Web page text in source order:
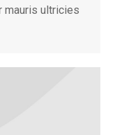
mauris ultricies